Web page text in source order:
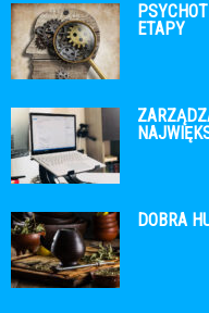
ETAPY
DOBRA